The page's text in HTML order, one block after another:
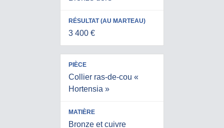
3 400 €
Collier ras-de-cou «
Hortensia »
Bronze et cuivre